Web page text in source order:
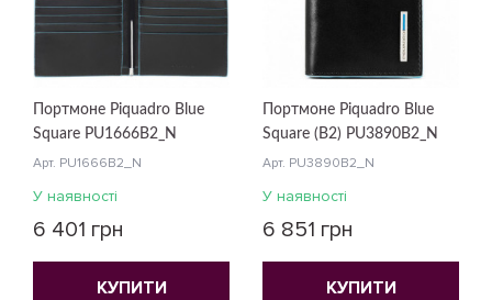
Портмоне Piquadro Blue
Square PU1666B2_N
Арт. PU1666B2_N
У наявності
6 401 грн
КУПИТИ
Портмоне Piquadro Blue
Square (B2) PU3890B2_N
Арт. PU3890B2_N
У наявності
6 851 грн
КУПИТИ